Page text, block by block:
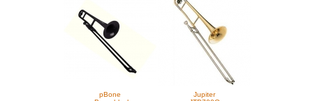
pBone
Jupiter